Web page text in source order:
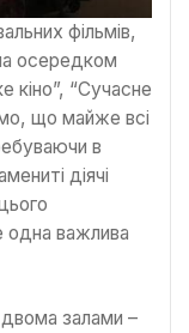
фільмів,
осередком
кіно”, “Сучасне
що майже всі
в
діячі
одна важлива
залами –